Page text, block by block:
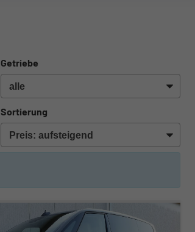
Getriebe
Sortierung